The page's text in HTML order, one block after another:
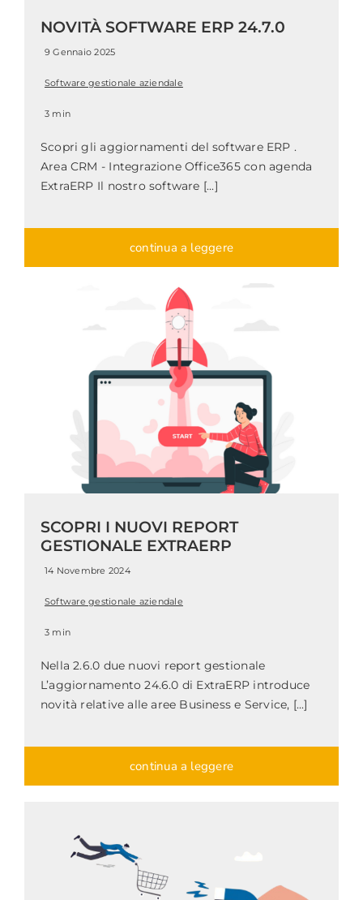
NOVITÀ SOFTWARE ERP 24.7.0
9 Gennaio 2025
Software gestionale aziendale
3 min
Scopri gli aggiornamenti del software ERP .
Area CRM - Integrazione Office365 con agenda
ExtraERP Il nostro software [...]
continua a leggere
SCOPRI I NUOVI REPORT
GESTIONALE EXTRAERP
14 Novembre 2024
Software gestionale aziendale
3 min
Nella 2.6.0 due nuovi report gestionale
L’aggiornamento 24.6.0 di ExtraERP introduce
novità relative alle aree Business e Service, [...]
continua a leggere